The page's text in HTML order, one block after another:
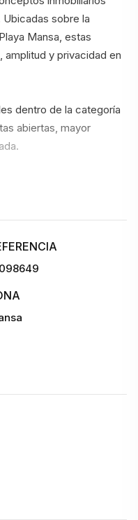
sobre la
Mansa, estas
amplitud y privacidad en
dentro de la categoría
abiertas, mayor
generosos